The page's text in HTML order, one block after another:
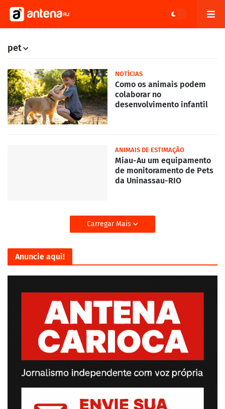
pet
NOTÍCIAS
Como os animais podem
colaborar no
desenvolvimento infantil
ANIMAIS DE ESTIMAÇÃO
Miau-Au um equipamento
de monitoramento de Pets
da Uninassau-RIO
Carregar Mais
Anuncie aqui!